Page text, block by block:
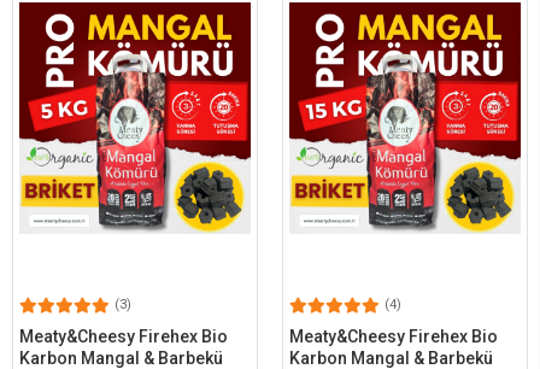
(3)
Meaty&Cheesy Firehex Bio
Karbon Mangal & Barbekü
(4)
Meaty&Cheesy Firehex Bio
Karbon Mangal & Barbekü